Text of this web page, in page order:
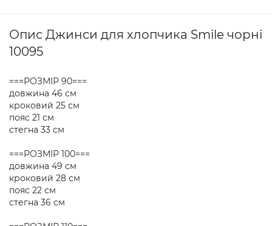
Опис Джинси для хлопчика Smile чорні
10095
===РОЗМІР 90===
довжина 46 см
кроковий 25 см
пояс 21 см
стегна 33 см
===РОЗМІР 100===
довжина 49 см
кроковий 28 см
пояс 22 см
стегна 36 см